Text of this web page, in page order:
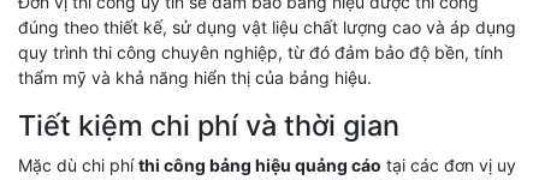
đúng theo thiết kế, sử dụng vật liệu chất lượng cao và áp dụng
quy trình thi công chuyên nghiệp, từ đó đảm bảo độ bền, tính
thẩm mỹ và khả năng hiển thị của bảng hiệu.
Tiết kiệm chi phí và thời gian
Mặc dù chi phíthi công bảng hiệu quảng cáo tại các đơn vị uy